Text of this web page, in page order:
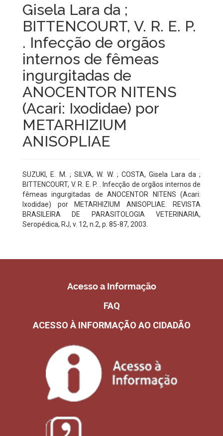
Gisela Lara da ;
BITTENCOURT, V. R. E. P.
. Infecção de orgãos
internos de fêmeas
ingurgitadas de
ANOCENTOR NITENS
(Acari: Ixodidae) por
METARHIZIUM
ANISOPLIAE
SUZUKI, E. M. ; SILVA, W. W. ; COSTA, Gisela Lara da ;
BITTENCOURT, V. R. E. P. . Infecção de orgãos internos de
fêmeas ingurgitadas de ANOCENTOR NITENS (Acari:
Ixodidae) por METARHIZIUM ANISOPLIAE. REVISTA
BRASILEIRA DE PARASITOLOGIA VETERINARIA,
Seropédica, RJ, v. 12, n.2, p. 85-87, 2003.
Acesso a Informação
FAQ
ACESSO À INFORMAÇÃO AO CIDADÃO